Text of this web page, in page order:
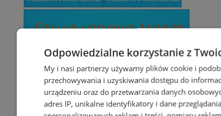
Odpowiedzialne korzystanie z
My i nasi partnerzy używamy plików cookie i
przechowywania i uzyskiwania dostępu do
urządzeniu oraz do przetwarzania danych
adres IP, unikalne identyfikatory i dane